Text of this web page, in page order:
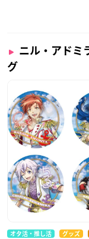
ニル・アドミ
グ
オタ活・推し活 グッズ